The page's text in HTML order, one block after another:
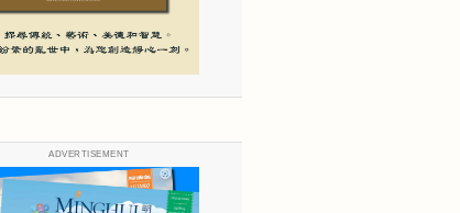
ADVERTISEMENT